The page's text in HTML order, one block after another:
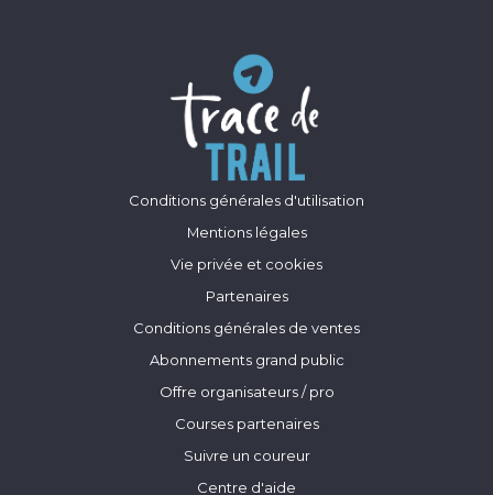
Conditions générales d'utilisation
Mentions légales
Vie privée et cookies
Partenaires
Conditions générales de ventes
Abonnements grand public
Offre organisateurs / pro
Courses partenaires
Suivre un coureur
Centre d'aide